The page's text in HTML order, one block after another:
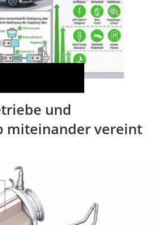
und
miteinander vereint